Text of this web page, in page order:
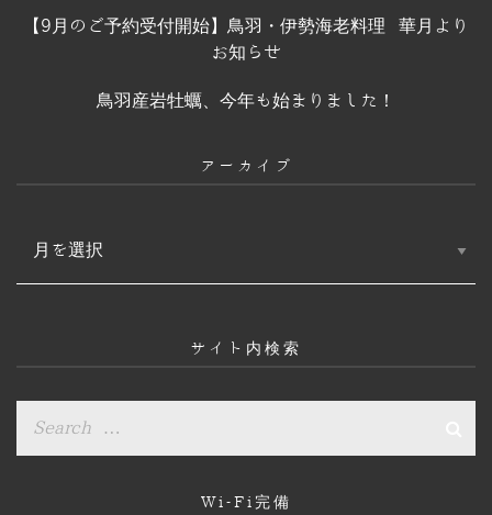
【9月のご予約受付開始】鳥羽・伊勢海老料理 華月より
お知らせ
鳥羽産岩牡蠣、今年も始まりました！
アーカイブ
カ
サイト内検索
Wi-Fi完備